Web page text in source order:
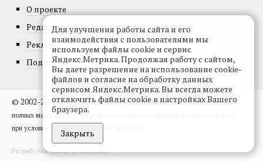
О проекте
Редакция
Реклама
Подписка
© 2002-2026, Все права защищены.Копирование и использование
полных материалов запрещено, частичное цитирование возможно только
при условии гиперссылки на сайт vedom.ru.
Разработка сайта:levmorozov
Для улучшения работы сайта и его
взаимодействия с пользователями мы
используем файлы cookie и сервис
Яндекс.Метрика. Продолжая работу с сайтом,
Вы даете разрешение на использование cookie-
файлов и согласие на обработку данных
сервисом Яндекс.Метрика. Вы всегда можете
отключить файлы cookie в настройках Вашего
браузера.
Закрыть